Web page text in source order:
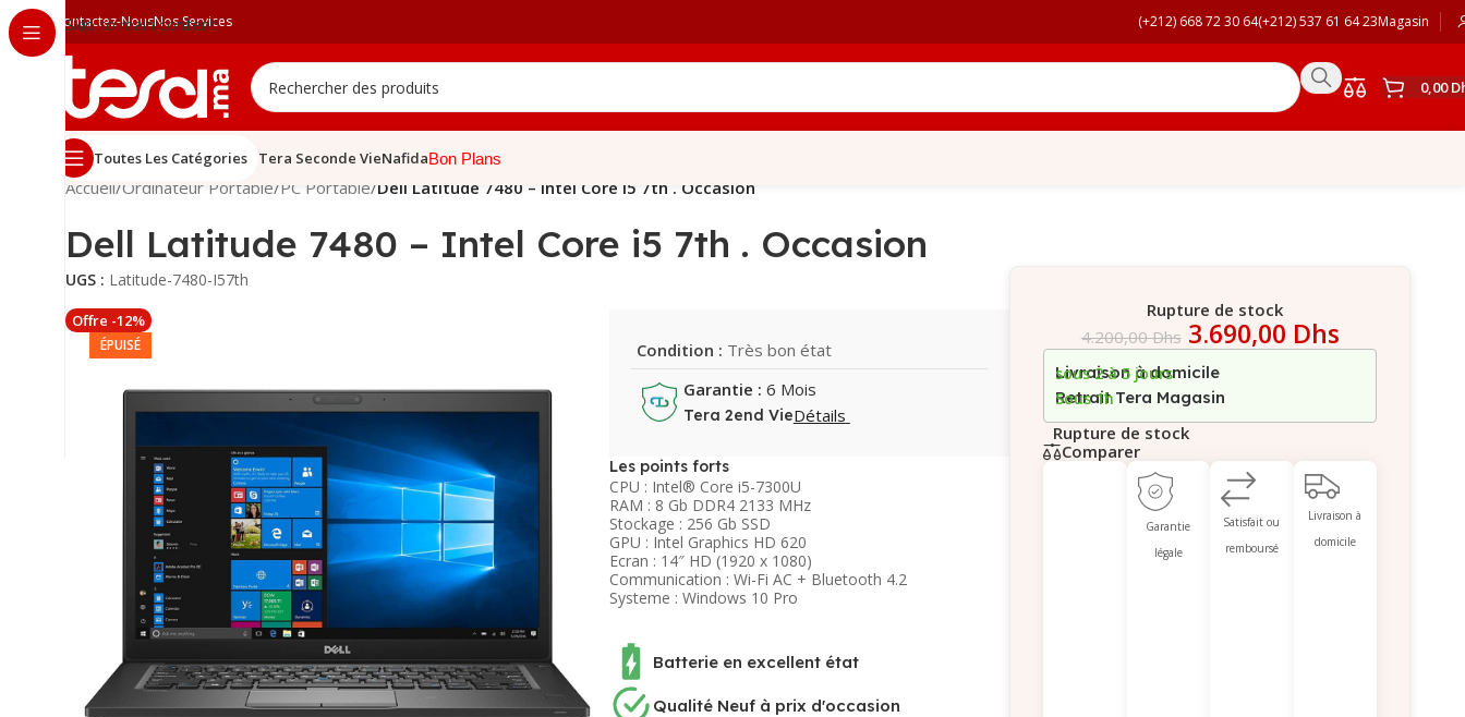
Skip to main content
Contactez-NousNos Services (+212) 668 72 30 64(+212) 537 61 64 23Magasin
0,00
Toutes Les Catégories Tera Seconde VieNafidaBon Plans
Accueil/Ordinateur Portable/PC Portable/Dell Latitude 7480 – Intel Core i5 7th . Occasion
Dell Latitude 7480 – Intel Core i5 7th . Occasion
UGS : Latitude-7480-I57th
Offre -12%
ÉPUISÉ Condition : Très bon état
Garantie : 6 Mois
Tera 2end VieDétails
Les points forts
CPU : Intel® Core i5-7300U
RAM : 8 Gb DDR4 2133 MHz
Stockage : 256 Gb SSD
GPU : Intel Graphics HD 620
Ecran : 14″ HD (1920 x 1080)
Communication : Wi-Fi AC + Bluetooth 4.2
Systeme : Windows 10 Pro
Batterie en excellent état
Qualité Neuf à prix d'occasion
Rupture de stock
4.200,00Dhs 3.690,00 Dhs
Livraison à domicile
sous 2 à 5 jours
Retrait Tera Magasin
Sous 1h
Rupture de stock
Comparer
Garantie
légale
Satisfait ou
remboursé
Livraison à
domicile